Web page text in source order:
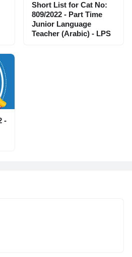
Short List for Cat No:
809/2022 - Part Time
Junior Language
Teacher (Arabic) - LPS
-